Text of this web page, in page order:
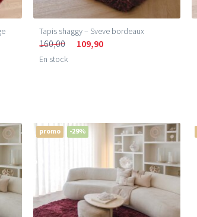
Tapis shaggy – Sveve bordeaux
160,00 109,90
En stock
promo -29%